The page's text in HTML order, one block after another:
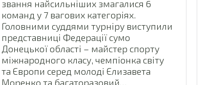
звання найсильніших змагалися 6
команд у 7 вагових категоріях.
Головними суддями турніру виступили
представниці Федерації сумо
Донецької області – майстер спорту
міжнародного класу, чемпіонка світу
та Європи серед молоді Єлизавета
Моренко та багаторазовий…